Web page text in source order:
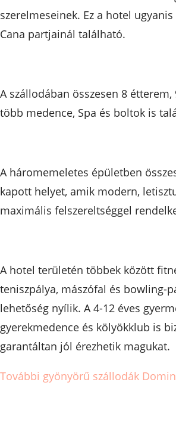
szerelmeseinek. Ez a hotel
Cana partjainál található.
A szállodában összesen 8 étterem,
több medence, Spa és boltok is
A háromemeletes épületben
kapott helyet, amik modern,
maximális felszereltséggel
A hotel területén többek között
teniszpálya, mászófal és bowling-
lehetőség nyílik. A 4-12 éves
gyerekmedence és kölyökklub is
garantáltan jól érezhetik magukat.
További gyönyörű szállodák